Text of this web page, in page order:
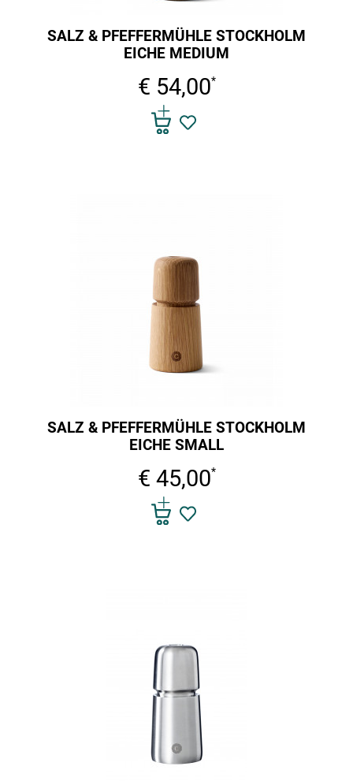
SALZ & PFEFFERMÜHLE STOCKHOLM
EICHE MEDIUM
€ 54,00*
SALZ & PFEFFERMÜHLE STOCKHOLM
EICHE SMALL
€ 45,00*